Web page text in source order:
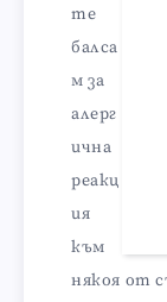
те
балса
м за
алерг
ична
реакц
ия
към
някоя от